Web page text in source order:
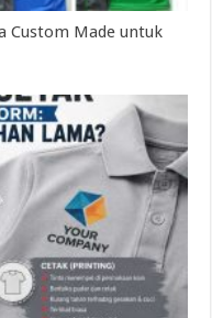
Custom Made untuk